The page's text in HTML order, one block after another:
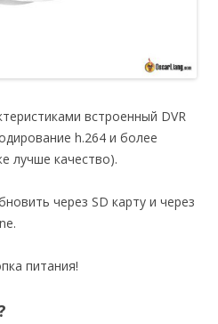
встроенный DVR
h.264 и более
лучше качество).
через SD карту и через
питания!